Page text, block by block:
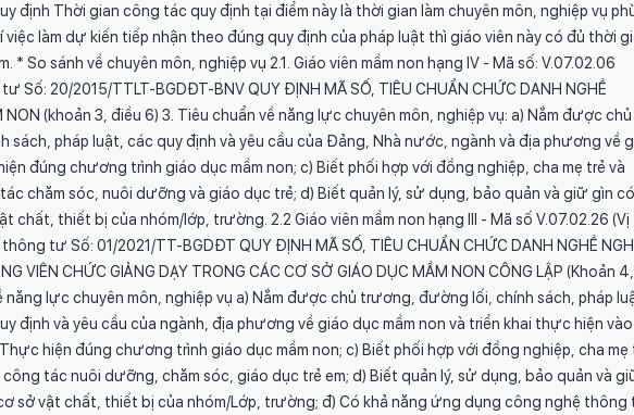
định Thời gian công tác quy định tại điểm này là thời gian làm chuyên môn, nghiệp vụ
việc làm dự kiến tiếp nhận theo đúng quy định của pháp luật thì giáo viên này có đủ thời
* So sánh về chuyên môn, nghiệp vụ 2.1. Giáo viên mầm non hạng IV - Mã số: V.07.02.06
Số: 20/2015/TTLT-BGDĐT-BNV QUY ĐỊNH MÃ SỐ, TIÊU CHUẨN CHỨC DANH NGHỀ
NON (khoản 3, điều 6) 3. Tiêu chuẩn về năng lực chuyên môn, nghiệp vụ: a) Nắm được chủ
sách, pháp luật, các quy định và yêu cầu của Đảng, Nhà nước, ngành và địa phương về
đúng chương trình giáo dục mầm non; c) Biết phối hợp với đồng nghiệp, cha mẹ trẻ và
chăm sóc, nuôi dưỡng và giáo dục trẻ; d) Biết quản lý, sử dụng, bảo quản và giữ gìn có
chất, thiết bị của nhóm/lớp, trường. 2.2 Giáo viên mầm non hạng III - Mã số V.07.02.26 (Vị
tư Số: 01/2021/TT-BGDĐT QUY ĐỊNH MÃ SỐ, TIÊU CHUẨN CHỨC DANH NGHỀ
VIÊN CHỨC GIẢNG DẠY TRONG CÁC CƠ SỞ GIÁO DỤC MẦM NON CÔNG LẬP (Khoản 4,
năng lực chuyên môn, nghiệp vụ a) Nắm được chủ trương, đường lối, chính sách, pháp
định và yêu cầu của ngành, địa phương về giáo dục mầm non và triển khai thực hiện vào
hiện đúng chương trình giáo dục mầm non; c) Biết phối hợp với đồng nghiệp, cha mẹ
tác nuôi dưỡng, chăm sóc, giáo dục trẻ em; d) Biết quản lý, sử dụng, bảo quản và
sở vật chất, thiết bị của nhóm/Lớp, trường; đ) Có khả năng ứng dụng công nghệ thông